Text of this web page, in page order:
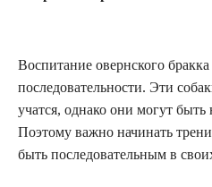
Воспитание овернского бракка
последовательности. Эти
учатся, однако они могут
Поэтому важно начинать
быть последовательным в